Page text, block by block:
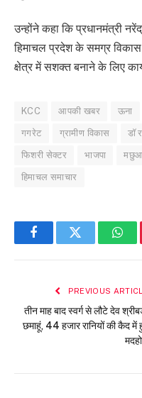
उन्होंने कहा कि प्रधानमंत्री
हिमाचल प्रदेश के समग्र
क्षेत्र में सशक्त बनाने के लिए
KCC आपकी खबर ऊना
गगरेट ग्रामीण विकास डॉ
फिशरी सेक्टर भाजपा
हिमाचल समाचार
FacebookTwitter
PREVIOUS
तीन माह बाद स्वर्ग से लौटे देव
छमाहूं, 44 हजार रानियों की कैद में